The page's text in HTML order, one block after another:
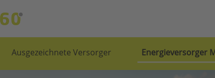
Ausgezeichnete Versorger Energieversorger